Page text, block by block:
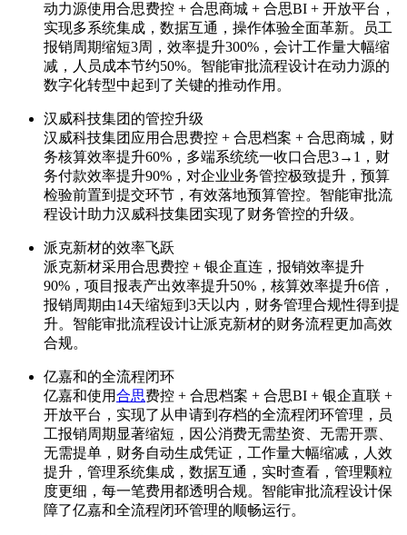
动力源使用合思费控 + 合思商城 + 合思BI + 开放平台，
实现多系统集成，数据互通，操作体验全面革新。员工
报销周期缩短3周，效率提升300%，会计工作量大幅缩
减，人员成本节约50%。智能审批流程设计在动力源的
数字化转型中起到了关键的推动作用。
汉威科技集团的管控升级
汉威科技集团应用合思费控 + 合思档案 + 合思商城，财
务核算效率提升60%，多端系统统一收口合思3→1，财
务付款效率提升90%，对企业业务管控极致提升，预算
检验前置到提交环节，有效落地预算管控。智能审批流
程设计助力汉威科技集团实现了财务管控的升级。
派克新材的效率飞跃
派克新材采用合思费控 + 银企直连，报销效率提升
90%，项目报表产出效率提升50%，核算效率提升6倍，
报销周期由14天缩短到3天以内，财务管理合规性得到提
升。智能审批流程设计让派克新材的财务流程更加高效
合规。
亿嘉和的全流程闭环
亿嘉和使用合思费控 + 合思档案 + 合思BI + 银企直联 +
开放平台，实现了从申请到存档的全流程闭环管理，员
工报销周期显著缩短，因公消费无需垫资、无需开票、
无需提单，财务自动生成凭证，工作量大幅缩减，人效
提升，管理系统集成，数据互通，实时查看，管理颗粒
度更细，每一笔费用都透明合规。智能审批流程设计保
障了亿嘉和全流程闭环管理的顺畅运行。